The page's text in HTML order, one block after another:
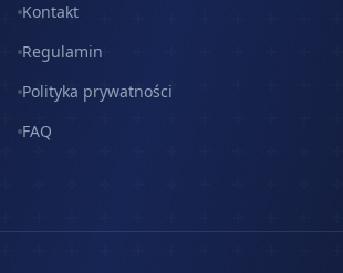
Kontakt
Regulamin
Polityka prywatności
FAQ